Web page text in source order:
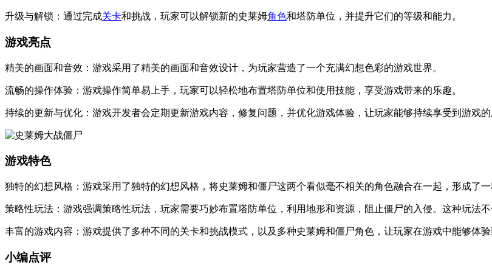
升级与解锁：通过完成关卡和挑战，玩家可以解锁新的史莱姆角色和塔防单位，并提升它们的等级和能力。
游戏亮点
精美的画面和音效：游戏采用了精美的画面和音效设计，为玩家营造了一个充满幻想色彩的游戏世界。
流畅的操作体验：游戏操作简单易上手，玩家可以轻松地布置塔防单位和使用技能，享受游戏带来的乐趣。
持续的更新与优化：游戏开发者会定期更新游戏内容，修复问题，并优化游戏体验，让玩家能够持续享受到游戏的
游戏特色
独特的幻想风格：游戏采用了独特的幻想风格，将史莱姆和僵尸这两个看似毫不相关的角色融合在一起，形成了一
策略性玩法：游戏强调策略性玩法，玩家需要巧妙布置塔防单位，利用地形和资源，阻止僵尸的入侵。这种玩法
丰富的游戏内容：游戏提供了多种不同的关卡和挑战模式，以及多种史莱姆和僵尸角色，让玩家在游戏中能够体验
小编点评